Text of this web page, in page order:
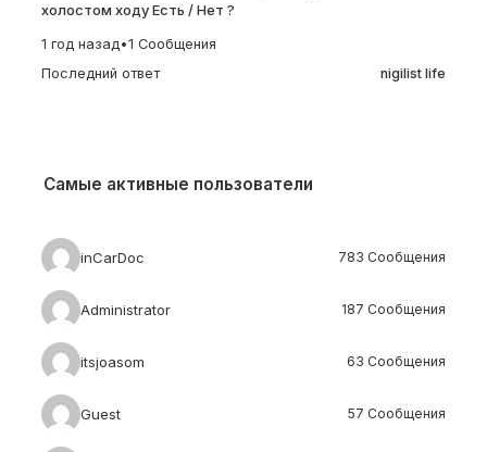
холостом ходу Есть / Нет ?
1 год назад•1 Сообщения
Последний ответ
nigilist life
Самые активные пользователи
inCarDoc 783 Сообщения
Administrator 187 Сообщения
itsjoasom 63 Сообщения
Guest 57 Сообщения